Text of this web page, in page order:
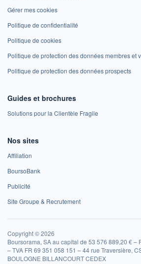
Gérer mes cookies
Politique de confidentialité
Politique de cookies
Politique de protection des données membres et
Politique de protection des données prospects
Guides et brochures
Solutions pour la Clientèle Fragile
Nos sites
Affiliation
BoursoBank
Publicité
Site Groupe & Recrutement
Copyright © 2026
Boursorama, SA au capital de 53 576 889,20 € –
– TVA FR 69 351 058 151 – 44 rue Traversière,
BOULOGNE BILLANCOURT CEDEX